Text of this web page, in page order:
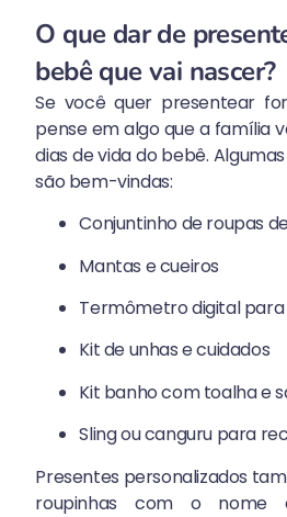
O que dar de
bebê que vai nascer?
Se você quer presentear
pense em algo que a família
dias de vida do bebê.
são bem-vindas:
Conjuntinho de roupas
Mantas e cueiros
Termômetro digital
Kit de unhas e cuidados
Kit banho com toalha e
Sling ou canguru para
Presentes personalizados
roupinhas com o nome